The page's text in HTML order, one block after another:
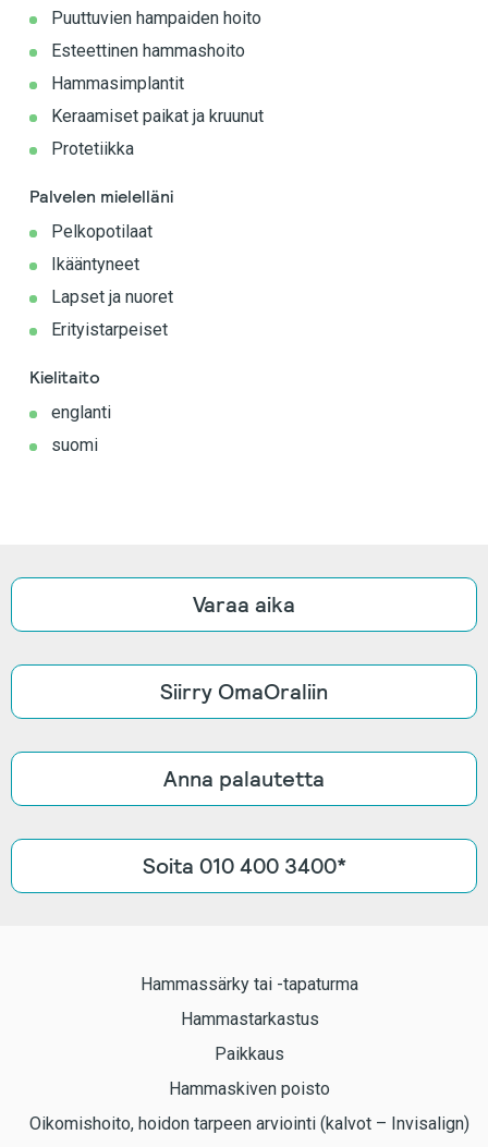
Puuttuvien hampaiden hoito
Esteettinen hammashoito
Hammasimplantit
Keraamiset paikat ja kruunut
Protetiikka
Palvelen mielelläni
Pelkopotilaat
Ikääntyneet
Lapset ja nuoret
Erityistarpeiset
Kielitaito
englanti
suomi
Varaa aika
Siirry OmaOraliin
Anna palautetta
Soita 010 400 3400*
Hammassärky tai -tapaturma
Hammastarkastus
Paikkaus
Hammaskiven poisto
Oikomishoito, hoidon tarpeen arviointi (kalvot – Invisalign)